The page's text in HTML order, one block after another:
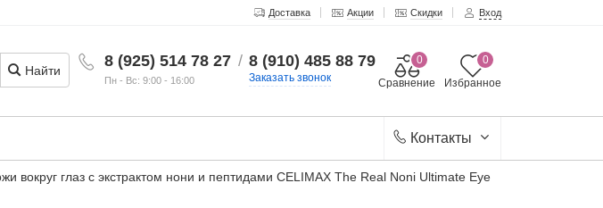
Доставка Акции Скидки Вход
8 (925) 514 78 27
Пн - Вс: 9:00 - 16:00
/ 8 (910) 485 88 79
Заказать звонок Избранное
0
Сравнение
0
Найти
Контакты
вокруг глаз с экстрактом нони и пептидами CELIMAX The Real Noni Ultimate Eye